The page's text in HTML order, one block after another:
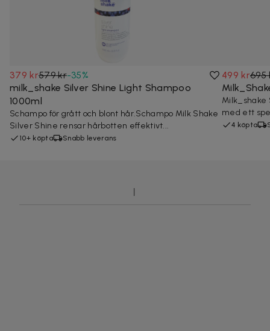
379 kr579 kr-35%
milk_shake Silver Shine Light Shampoo
1000ml
Schampo för grått och blont hår.Schampo Milk Shake
Silver Shine rensar hårbotten effektivt...
10+ köpta Snabb leverans
499 kr695
Milk_shake
med ett
4 köpta